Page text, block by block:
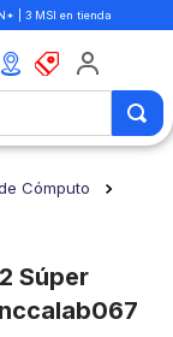
| 3 MSI en tienda
Cómputo
Súper